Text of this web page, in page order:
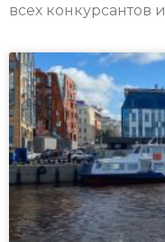
всех конкурсантов